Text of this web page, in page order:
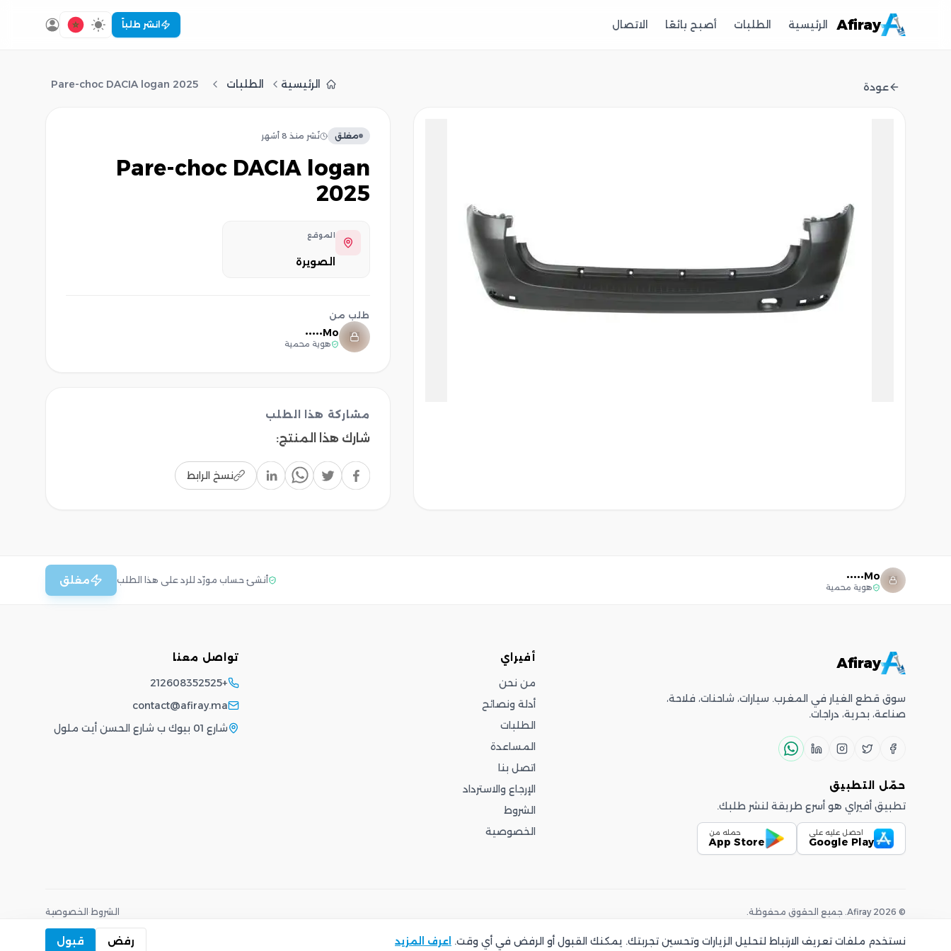
Afiray الرئيسية الطلبات أصبح بائعًا الاتصال انشر طلباً
عودة الرئيسية الطلبات Pare-choc DACIA logan 2025
مغلق نُشر منذ 8 أشهر
Pare-choc DACIA logan
2025
الموقع
الصويرة
طلب من
Mo•••••
هوية محمية
مشاركة هذا الطلب
شارك هذا المنتج:
نسخ الرابط
Mo•••••
هوية محمية
أنشئ حساب مورّد للرد على هذا الطلب مغلق
Afiray
سوق قطع الغيار في المغرب. سيارات، شاحنات، فلاحة،
صناعة، بحرية، دراجات.
حمّل التطبيق
تطبيق أفيراي هو أسرع طريقة لنشر طلبك.
احصل عليه على
Google Play
حمله من
App Store
أفيراي
من نحن
أدلة ونصائح
الطلبات
المساعدة
اتصل بنا
الإرجاع والاسترداد
الشروط
الخصوصية
تواصل معنا
+212608352525
contact@afiray.ma
شارع 01 بيوك ب شارع الحسن أيت ملول
©
2026
Afiray
. جميع الحقوق محفوظة. الشروط· الخصوصية
نستخدم ملفات تعريف الارتباط لتحليل الزيارات وتحسين تجربتك. يمكنك القبول أو الرفض في أي وقت. اعرف المزيد رفض قبول